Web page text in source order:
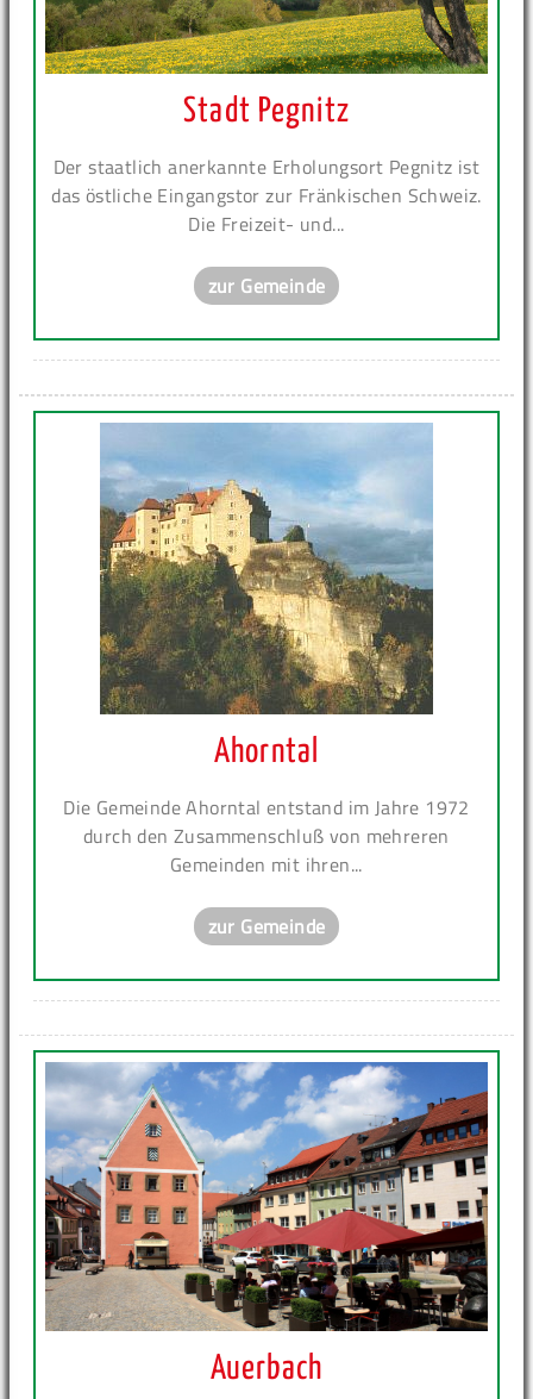
Stadt Pegnitz
Der staatlich anerkannte Erholungsort Pegnitz ist
das östliche Eingangstor zur Fränkischen Schweiz.
Die Freizeit- und...
zur Gemeinde
Ahorntal
Die Gemeinde Ahorntal entstand im Jahre 1972
durch den Zusammenschluß von mehreren
Gemeinden mit ihren...
zur Gemeinde
Auerbach